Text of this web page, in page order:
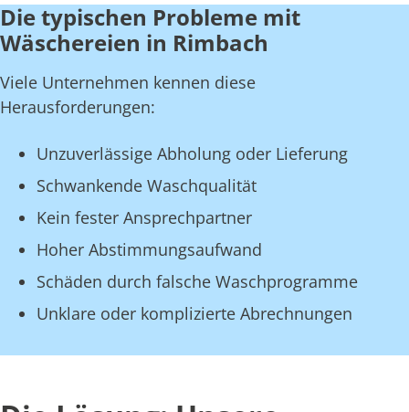
Die typischen Probleme mit
Wäschereien in Rimbach
Viele Unternehmen kennen diese
Herausforderungen:
Unzuverlässige Abholung oder Lieferung
Schwankende Waschqualität
Kein fester Ansprechpartner
Hoher Abstimmungsaufwand
Schäden durch falsche Waschprogramme
Unklare oder komplizierte Abrechnungen